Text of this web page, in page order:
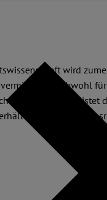
wird
– obwohl
Beitrag aber leistet
zur